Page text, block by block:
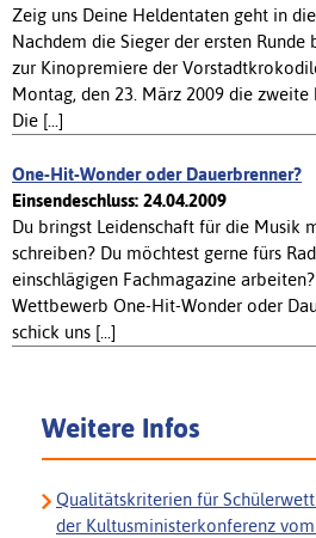
Zeig uns Deine Heldentaten geht in
Nachdem die Sieger der ersten
zur Kinopremiere der
Montag, den 23. März 2009 die zweite
Die [...]
One-Hit-Wonder oder Dauerbrenner?
Einsendeschluss: 24.04.2009
Du bringst Leidenschaft für die Musik
schreiben? Du möchtest gerne fürs
einschlägigen Fachmagazine
Wettbewerb One-Hit-Wonder oder
schick uns [...]
Weitere Infos
Qualitätskriterien für
der Kultusministerkonferenz vom